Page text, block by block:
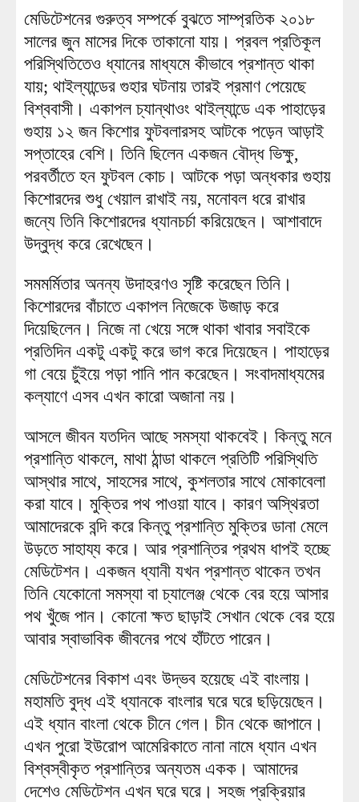
মেডিটেশনের গুরুত্ব সম্পর্কে বুঝতে সাম্প্রতিক ২০১৮
সালের জুন মাসের দিকে তাকানো যায়। প্রবল প্রতিকূল
পরিস্থিতিতেও ধ্যানের মাধ্যমে কীভাবে প্রশান্ত থাকা
যায়; থাইল্যান্ডের গুহার ঘটনায় তারই প্রমাণ পেয়েছে
বিশ্ববাসী। একাপল চ্যান্থাওং থাইল্যান্ডে এক পাহাড়ের
গুহায় ১২ জন কিশোর ফুটবলারসহ আটকে পড়েন আড়াই
সপ্তাহের বেশি। তিনি ছিলেন একজন বৌদ্ধ ভিক্ষু,
পরবর্তীতে হন ফুটবল কোচ। আটকে পড়া অন্ধকার গুহায়
কিশোরদের শুধু খেয়াল রাখাই নয়, মনোবল ধরে রাখার
জন্যে তিনি কিশোরদের ধ্যানচর্চা করিয়েছেন। আশাবাদে
উদ্বুদ্ধ করে রেখেছেন।
সমমর্মিতার অনন্য উদাহরণও সৃষ্টি করেছেন তিনি।
কিশোরদের বাঁচাতে একাপল নিজেকে উজাড় করে
দিয়েছিলেন। নিজে না খেয়ে সঙ্গে থাকা খাবার সবাইকে
প্রতিদিন একটু একটু করে ভাগ করে দিয়েছেন। পাহাড়ের
গা বেয়ে চুঁইয়ে পড়া পানি পান করেছেন। সংবাদমাধ্যমের
কল্যাণে এসব এখন কারো অজানা নয়।
আসলে জীবন যতদিন আছে সমস্যা থাকবেই। কিন্তু মনে
প্রশান্তি থাকলে, মাথা ঠান্ডা থাকলে প্রতিটি পরিস্থিতি
আস্থার সাথে, সাহসের সাথে, কুশলতার সাথে মোকাবেলা
করা যাবে। মুক্তির পথ পাওয়া যাবে। কারণ অস্থিরতা
আমাদেরকে বন্দি করে কিন্তু প্রশান্তি মুক্তির ডানা মেলে
উড়তে সাহায্য করে। আর প্রশান্তির প্রথম ধাপই হচ্ছে
মেডিটেশন। একজন ধ্যানী যখন প্রশান্ত থাকেন তখন
তিনি যেকোনো সমস্যা বা চ্যালেঞ্জ থেকে বের হয়ে আসার
পথ খুঁজে পান। কোনো ক্ষত ছাড়াই সেখান থেকে বের হয়ে
আবার স্বাভাবিক জীবনের পথে হাঁটতে পারেন।
মেডিটেশনের বিকাশ এবং উদ্ভব হয়েছে এই বাংলায়।
মহামতি বুদ্ধ এই ধ্যানকে বাংলার ঘরে ঘরে ছড়িয়েছেন।
এই ধ্যান বাংলা থেকে চীনে গেল। চীন থেকে জাপানে।
এখন পুরো ইউরোপ আমেরিকাতে নানা নামে ধ্যান এখন
বিশ্বস্বীকৃত প্রশান্তির অন্যতম একক। আমাদের
দেশেও মেডিটেশন এখন ঘরে ঘরে। সহজ প্রক্রিয়ার